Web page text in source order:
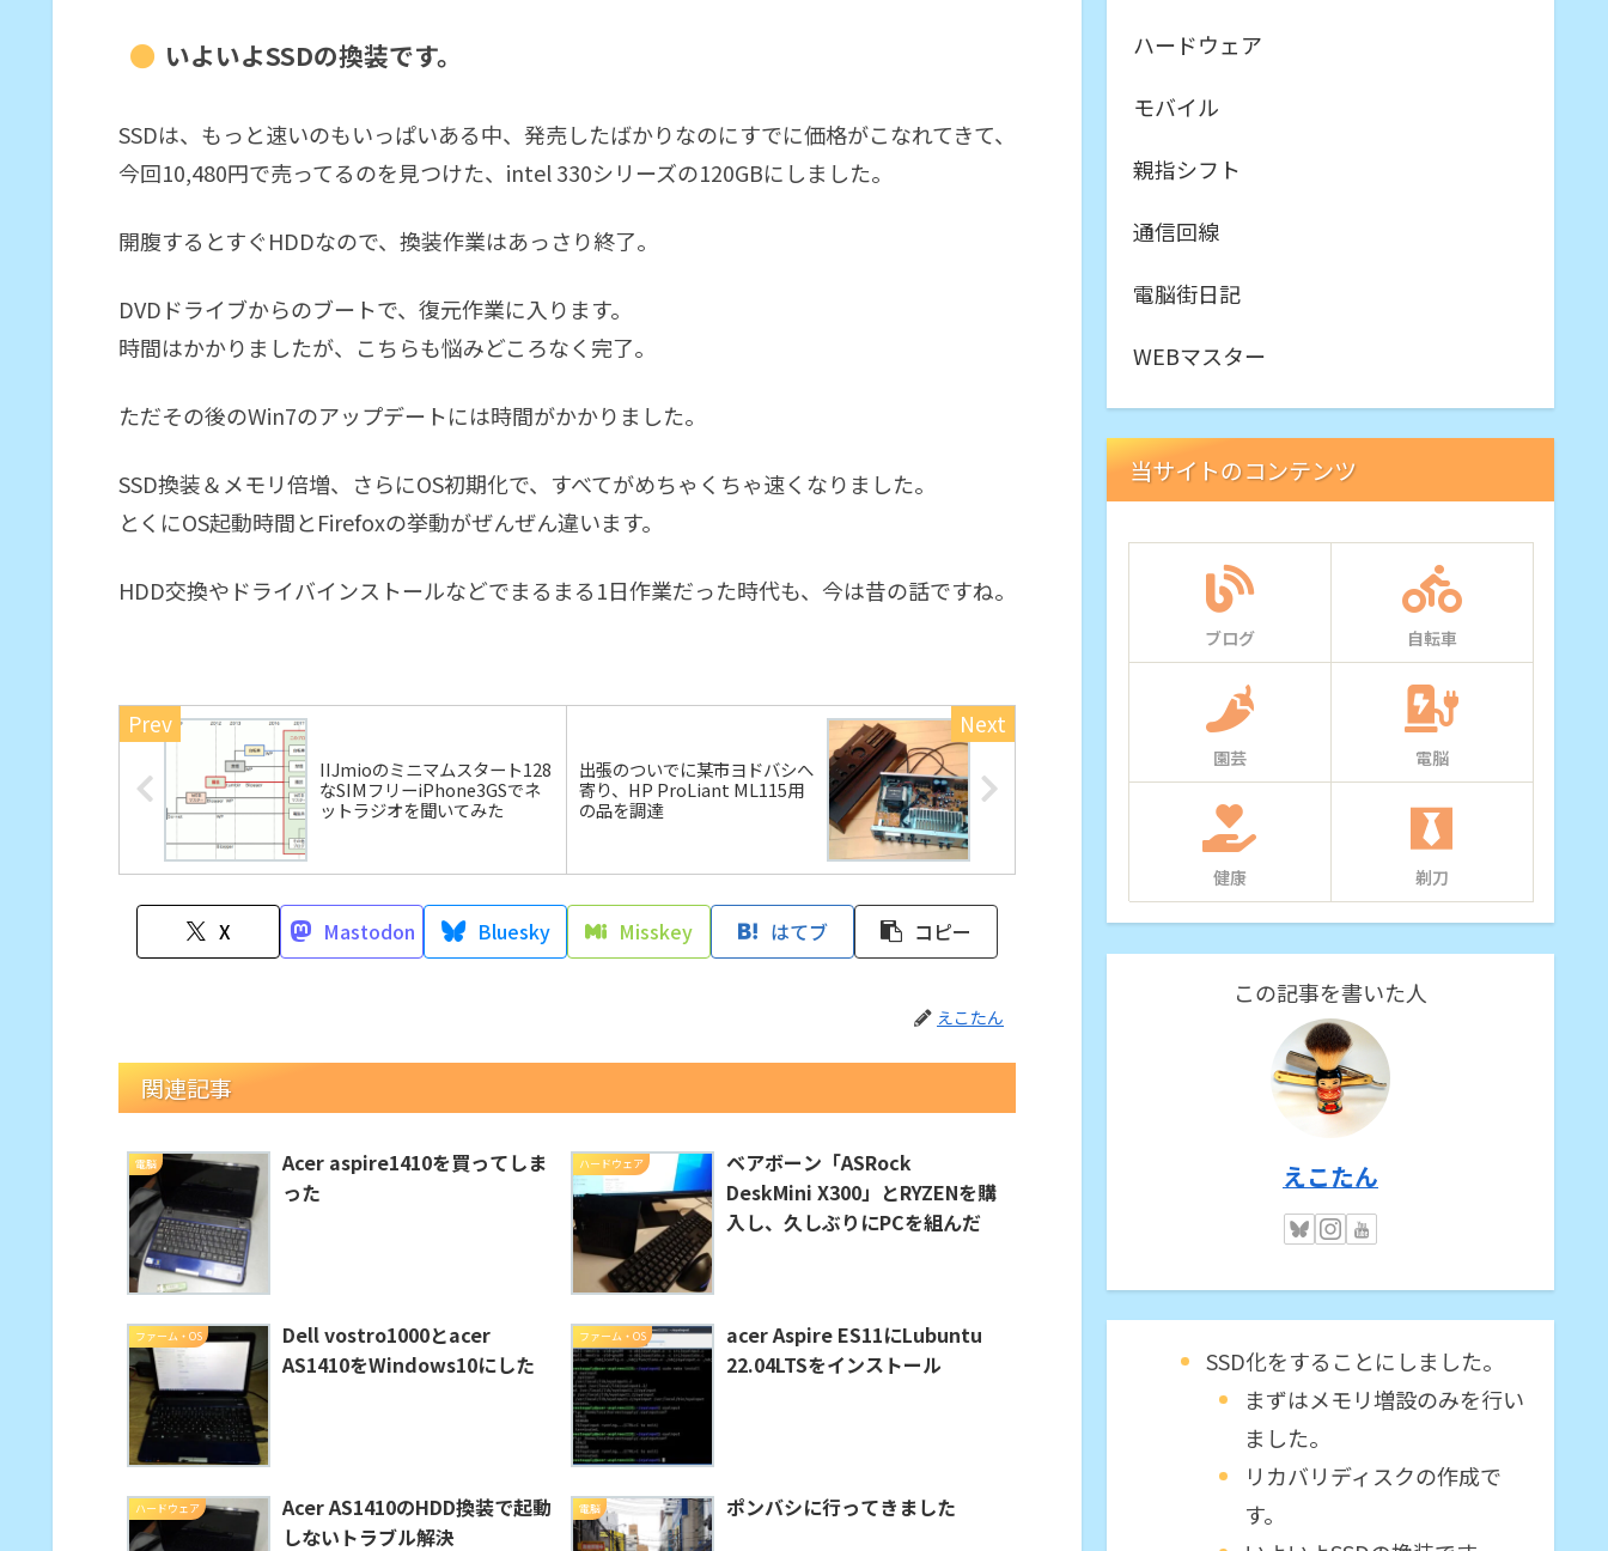
いよいよSSDの換装です。
SSDは、もっと速いのもいっぱいある中、発売したばかりなのにすでに価格がこなれてきて、
今回10,480円で売ってるのを見つけた、intel 330シリーズの120GBにしました。
開腹するとすぐHDDなので、換装作業はあっさり終了。
DVDドライブからのブートで、復元作業に入ります。
時間はかかりましたが、こちらも悩みどころなく完了。
ただその後のWin7のアップデートには時間がかかりました。
SSD換装＆メモリ倍増、さらにOS初期化で、すべてがめちゃくちゃ速くなりました。
とくにOS起動時間とFirefoxの挙動がぜんぜん違います。
HDD交換やドライバインストールなどでまるまる1日作業だった時代も、今は昔の話ですね。
IIJmioのミニマムスタート128
なSIMフリーiPhone3GSでネ
ットラジオを聞いてみた
出張のついでに某市ヨドバシへ
寄り、HP ProLiant ML115用
の品を調達
X Mastodon Bluesky Misskey はてブ コピー
えこたん
関連記事
電脳
Acer aspire1410を買ってしま
った
ハードウェア
ベアボーン「ASRock
DeskMini X300」とRYZENを購
入し、久しぶりにPCを組んだ
ファーム・OS
Dell vostro1000とacer
AS1410をWindows10にした
ファーム・OS
acer Aspire ES11にLubuntu
22.04LTSをインストール
ハードウェア
Acer AS1410のHDD換装で起動
しないトラブル解決
電脳 ポンバシに行ってきました
ハードウェア
モバイル
親指シフト
通信回線
電脳街日記
WEBマスター
当サイトのコンテンツ
ブログ 自転車
園芸 電脳
健康 剃刀
この記事を書いた人
えこたん
SSD化をすることにしました。
まずはメモリ増設のみを行い
ました。
リカバリディスクの作成で
す。